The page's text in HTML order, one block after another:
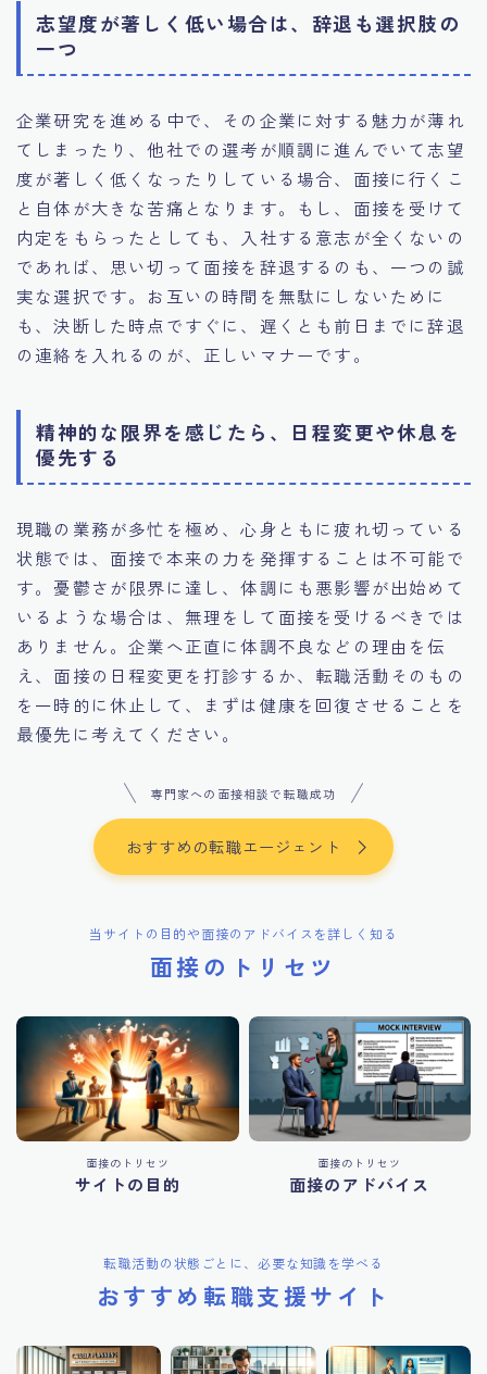
志望度が著しく低い場合は、辞退も選択肢の
一つ
企業研究を進める中で、その企業に対する魅力が薄れ
てしまったり、他社での選考が順調に進んでいて志望
度が著しく低くなったりしている場合、面接に行くこ
と自体が大きな苦痛となります。もし、面接を受けて
内定をもらったとしても、入社する意志が全くないの
であれば、思い切って面接を辞退するのも、一つの誠
実な選択です。お互いの時間を無駄にしないために
も、決断した時点ですぐに、遅くとも前日までに辞退
の連絡を入れるのが、正しいマナーです。
精神的な限界を感じたら、日程変更や休息を
優先する
現職の業務が多忙を極め、心身ともに疲れ切っている
状態では、面接で本来の力を発揮することは不可能で
す。憂鬱さが限界に達し、体調にも悪影響が出始めて
いるような場合は、無理をして面接を受けるべきでは
ありません。企業へ正直に体調不良などの理由を伝
え、面接の日程変更を打診するか、転職活動そのもの
を一時的に休止して、まずは健康を回復させることを
最優先に考えてください。
専門家への面接相談で転職成功
おすすめの転職エージェント
当サイトの目的や面接のアドバイスを詳しく知る
面接のトリセツ
面接のトリセツ
サイトの目的
面接のトリセツ
面接のアドバイス
転職活動の状態ごとに、必要な知識を学べる
おすすめ転職支援サイト